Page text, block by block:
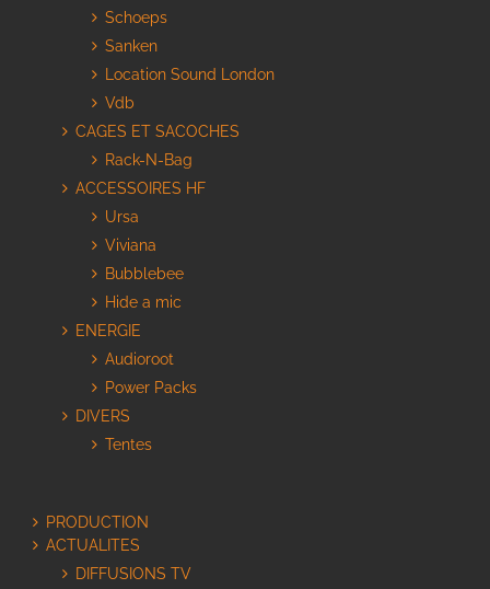
Schoeps
Sanken
Location Sound London
Vdb
CAGES ET SACOCHES
Rack-N-Bag
ACCESSOIRES HF
Ursa
Viviana
Bubblebee
Hide a mic
ENERGIE
Audioroot
Power Packs
DIVERS
Tentes
PRODUCTION
ACTUALITES
DIFFUSIONS TV